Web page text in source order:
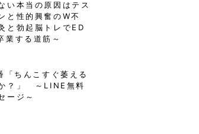
い本当の原因はテス
と性的興奮のW不
と勃起脳トレでED
業する道筋～
「ちんこすぐ萎える
？」 ～LINE無料
ージ～